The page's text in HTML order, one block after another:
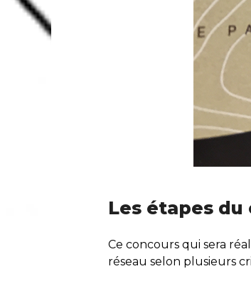
Les étapes du
Ce concours qui sera
réseau selon plusieurs